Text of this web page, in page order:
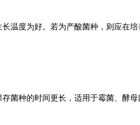
温度为好。若为产酸菌种，则应在
菌种的时间更长，适用于霉菌、酵